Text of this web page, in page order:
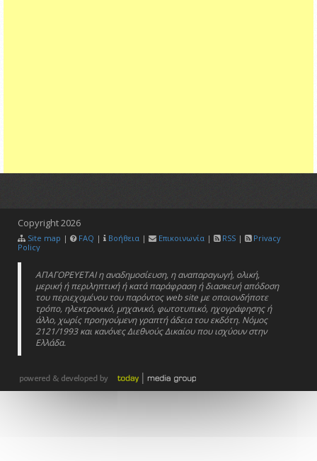
Copyright2026
Site map | FAQ | Βοήθεια | Επικοινωνία | RSS |
Privacy
Policy
ΑΠΑΓΟΡΕΥΕΤΑΙ η αναδημοσίευση, η αναπαραγωγή, ολική,
μερική ή περιληπτική ή κατά παράφραση ή διασκευή απόδοση
του περιεχομένου του παρόντος web site με οποιονδήποτε
τρόπο, ηλεκτρονικό, μηχανικό, φωτοτυπικό, ηχογράφησης ή
άλλο, χωρίς προηγούμενη γραπτή άδεια του εκδότη. Νόμος
2121/1993 και κανόνες Διεθνούς Δικαίου που ισχύουν στην
Ελλάδα.